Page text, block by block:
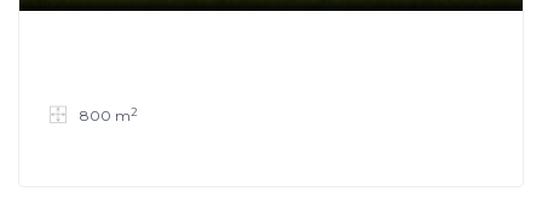
800 m2